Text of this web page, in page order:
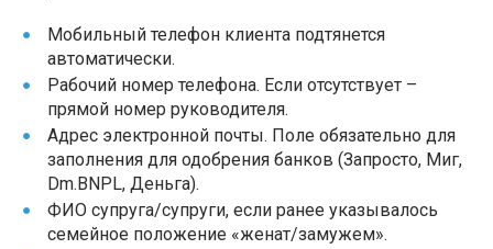
Мобильный телефон клиента подтянется
автоматически.
Рабочий номер телефона. Если отсутствует –
прямой номер руководителя.
Адрес электронной почты. Поле обязательно для
заполнения для одобрения банков (Запросто, Миг,
Dm.BNPL, Деньга).
ФИО супруга/супруги, если ранее указывалось
семейное положение «женат/замужем».